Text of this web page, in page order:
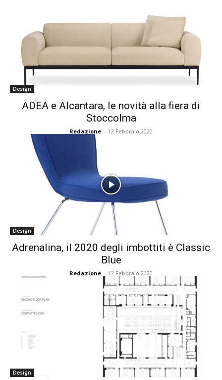
Design
ADEA e Alcantara, le novità alla fiera di
Stoccolma
Redazione - 12 Febbraio 2020
Design
Adrenalina, il 2020 degli imbottiti è Classic
Blue
Redazione - 12 Febbraio 2020
Design